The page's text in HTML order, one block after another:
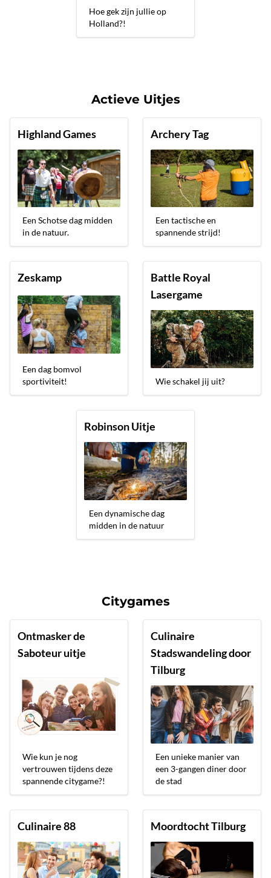
Hoe gek zijn jullie op
Holland?!
Actieve Uitjes
Highland Games
Een Schotse dag midden
in de natuur.
Archery Tag
Een tactische en
spannende strijd!
Zeskamp
Een dag bomvol
sportiviteit!
Battle Royal
Lasergame
Wie schakel jij uit?
Robinson Uitje
Een dynamische dag
midden in de natuur
Citygames
Ontmasker de
Saboteur uitje
Wie kun je nog
vertrouwen tijdens deze
spannende citygame?!
Culinaire
Stadswandeling door
Tilburg
Een unieke manier van
een 3-gangen diner door
de stad
Culinaire 88 Moordtocht Tilburg